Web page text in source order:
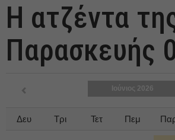
Η ατζέντα
Παρασκευής
Ιούνιος 2026
Δευ Τρι Τετ Πεμ